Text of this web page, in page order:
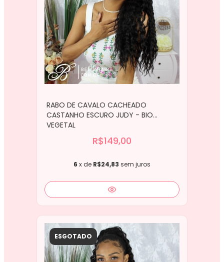
RABO DE CAVALO CACHEADO
CASTANHO ESCURO JUDY - BIO
VEGETAL
R$149,00
6 x de R$24,83 sem juros
ESGOTADO